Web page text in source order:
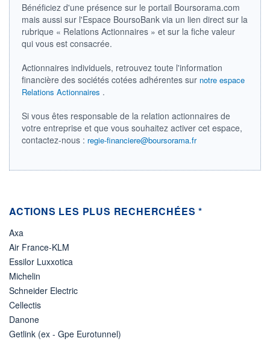
DIVIDENDE
0,00 EUR
DERNIER
DIVIDENDE
-
PROCHAIN
DIVIDENDE
ÉLIGIBILITÉ
Non éligible
Boursobank
+ PORTEFEUILLE + LISTE
Bénéficiez d'une présence sur le portail Boursorama.com
mais aussi sur l'Espace BoursoBank via un lien direct sur la
rubrique « Relations Actionnaires » et sur la fiche valeur
qui vous est consacrée.
Actionnaires individuels, retrouvez toute l'information
financière des sociétés cotées adhérentes sur notre espace
Relations Actionnaires .
Si vous êtes responsable de la relation actionnaires de
votre entreprise et que vous souhaitez activer cet espace,
contactez-nous : regie-financiere@boursorama.fr
ACTIONS LES PLUS RECHERCHÉES *
Axa
Air France-KLM
Essilor Luxxotica
Michelin
Schneider Electric
Cellectis
Danone
Getlink (ex - Gpe Eurotunnel)